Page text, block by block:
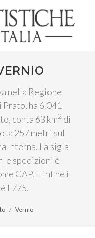
nella Regione
ha 6.041
conta 63 km2 di
257 metri sul
Interna. La sigla
le spedizioni è
CAP. E infine il
L775.
Vernio